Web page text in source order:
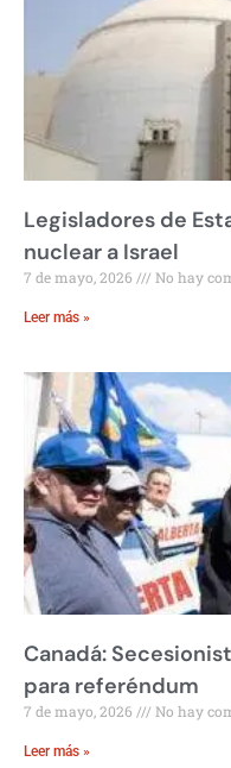
Legisladores de
nuclear a Israel
7 de mayo, 2026 No hay
Leer más »
Canadá:
para referéndum
7 de mayo, 2026 No hay
Leer más »